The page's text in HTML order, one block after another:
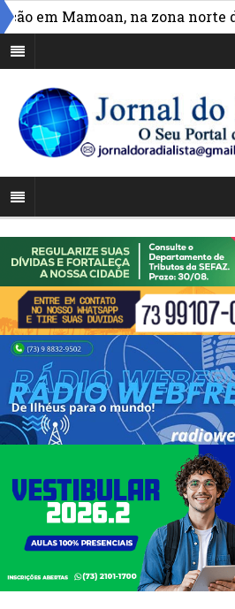
na zona norte de Ilhéus